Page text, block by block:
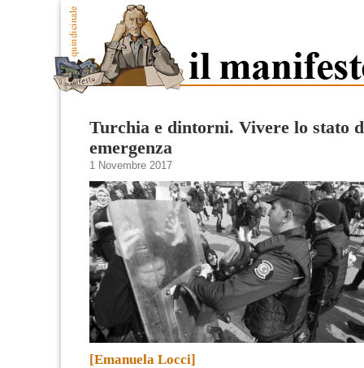
Turchia e dintorni. Vivere lo stato
emergenza
1 Novembre 2017
[Emanuela Locci]